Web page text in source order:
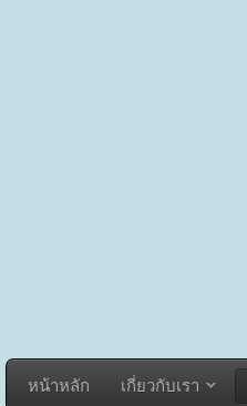
หน้าหลัก เกี่ยวกับเรา